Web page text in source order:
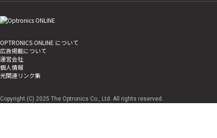
OPTRONICS ONLINE について
広告掲載について
運営会社
個人情報
光関連リンク集
Copyright (C) 2025 The Optronics Co., Ltd. All rights reserved.